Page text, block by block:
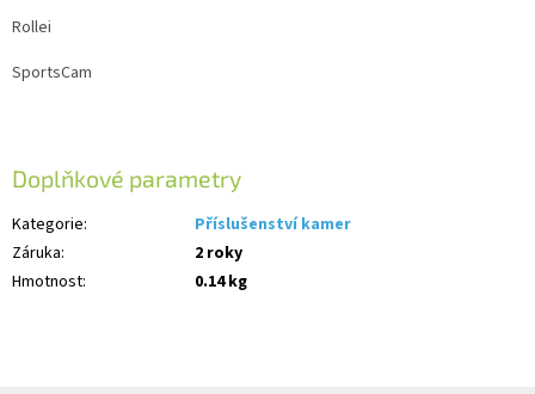
Rollei
SportsCam
Doplňkové parametry
Kategorie:
Příslušenství kamer
Záruka:
2 roky
Hmotnost: 0.14 kg